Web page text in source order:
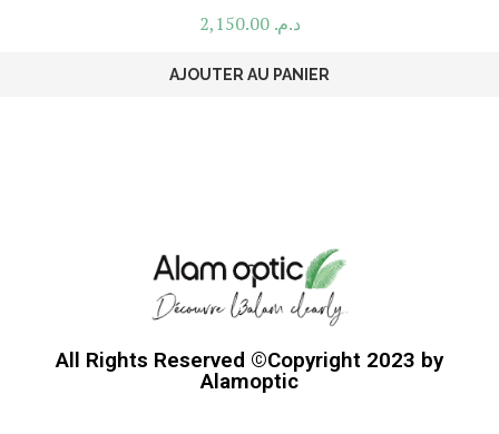
د.م. 2,150.00
AJOUTER AU PANIER
All Rights Reserved ©Copyright 2023 by
Alamoptic